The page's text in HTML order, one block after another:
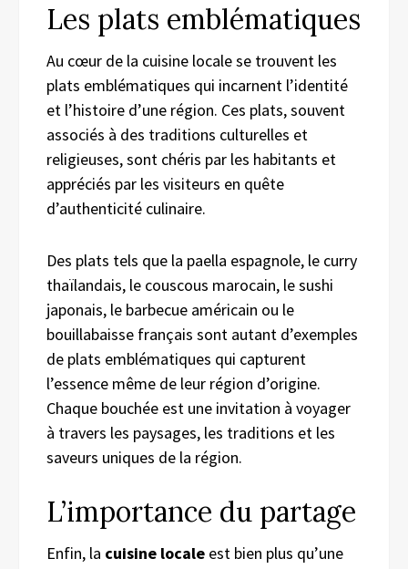
Les plats emblématiques
Au cœur de la cuisine locale se trouvent les
plats emblématiques qui incarnent l’identité
et l’histoire d’une région. Ces plats, souvent
associés à des traditions culturelles et
religieuses, sont chéris par les habitants et
appréciés par les visiteurs en quête
d’authenticité culinaire.
Des plats tels que la paella espagnole, le curry
thaïlandais, le couscous marocain, le sushi
japonais, le barbecue américain ou le
bouillabaisse français sont autant d’exemples
de plats emblématiques qui capturent
l’essence même de leur région d’origine.
Chaque bouchée est une invitation à voyager
à travers les paysages, les traditions et les
saveurs uniques de la région.
L’importance du partage
Enfin, la cuisine locale est bien plus qu’une